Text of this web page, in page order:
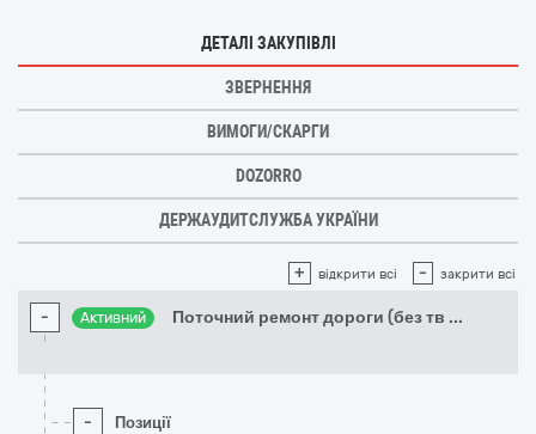
ДЕТАЛІ ЗАКУПІВЛІ
ЗВЕРНЕННЯ
ВИМОГИ/СКАРГИ
DOZORRO
ДЕРЖАУДИТСЛУЖБА УКРАЇНИ
+ відкрити всі - закрити всі
- Активний Поточний ремонт дороги (без тв ...
- Позиції